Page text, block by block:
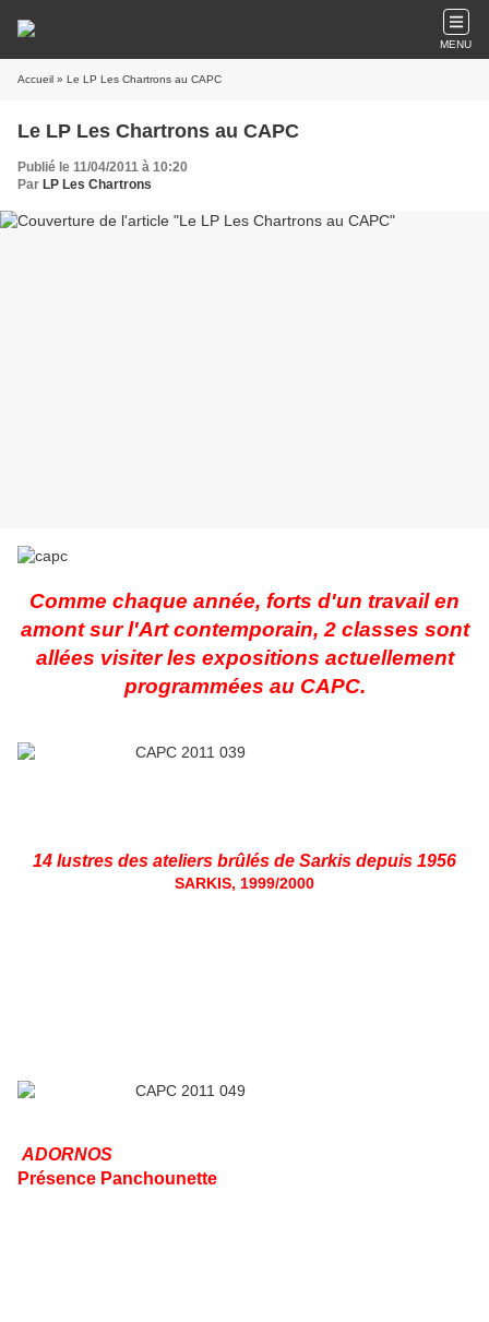
MENU
Accueil » Le LP Les Chartrons au CAPC
Le LP Les Chartrons au CAPC
Publié le 11/04/2011 à 10:20
Par LP Les Chartrons
Comme chaque année, forts d'un travail en
amont sur l'Art contemporain, 2 classes sont
allées visiter les expositions actuellement
programmées au CAPC.
14 lustres des ateliers brûlés de Sarkis depuis 1956
SARKIS, 1999/2000
ADORNOS
Présence Panchounette